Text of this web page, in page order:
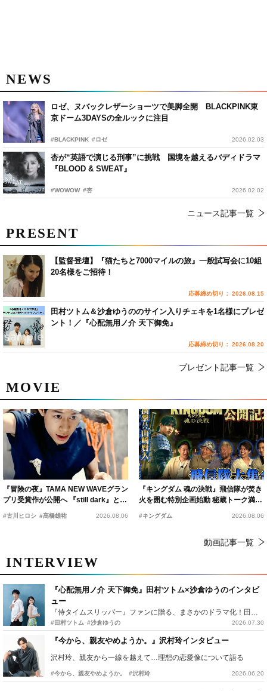
NEWS
ロゼ、ヌバックレザーショーツで美脚全開 BLACKPINK東
京ドーム3DAYSの全ルックに注目
#BLACKPINK #ロゼ 2026.02.03
杏が“英語で演じる刑事”に挑戦 国境を越えるバディドラマ
『BLOOD & SWEAT』
#WOWOW #杏 2026.02.02
ニュース記事一覧
MOVIE
『冒険の夜』TAMA NEW WAVEグラン
プリ受賞作が公開へ 『still dark』と同
時上映決定
#古川ヒロシ #髙橋雄祐 2026.08.06
『キングダム 魂の決戦』飛信隊が焚き
火を囲む特別企画始動 秘蔵トーク満載
の“キングダムキャンプ”開催
#キングダム 2026.08.06
動画記事一覧
INTERVIEW
『心配無用ノ介 天下御免』田村ツトム×沙倉ゆうのインタビ
ュー
『侍タイムスリッパー』ファンに贈る、まさかのドラマ化！田村ツトム×沙倉ゆうのが語る『心配無用ノ介』撮影秘話
#田村ツトム #沙倉ゆうの 2026.07.30
『今から、親友やめようか。』沢村玲インタビュー
沢村玲、親友から一線を越えて…理想の恋愛像について語る
#今から、親友やめようか。 #沢村玲 2026.06.20
PRESENT
【監督登壇】『猫たちと7000マイルの旅』一般試写会に10組
20名様をご招待！
応募締め切り： 2026.08.15
田村ツトム＆沙倉ゆうののサイン入りチェキを1名様にプレゼ
ント！／『心配無用ノ介 天下御免』
応募締め切り： 2026.08.20
プレゼント記事一覧